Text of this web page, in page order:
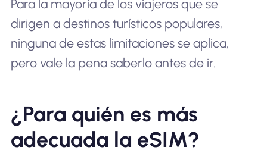
Para la mayoría de los viajeros que se
dirigen a destinos turísticos populares,
ninguna de estas limitaciones se aplica,
pero vale la pena saberlo antes de ir.
¿Para quién es más
adecuada la eSIM?